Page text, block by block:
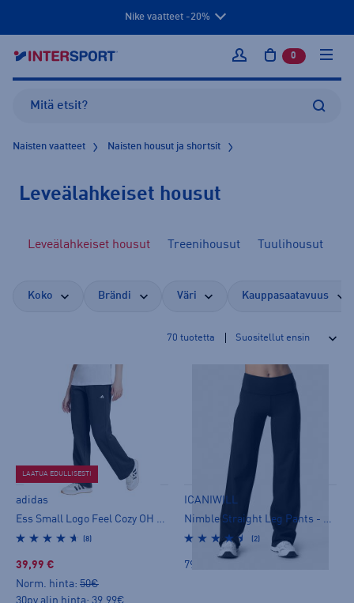
Nike vaatteet -20%
Kirjaudu sisään
0 tuotetta
Naisten vaatteet Naisten housut ja shortsit
Leveälahkeiset housut
Leveälahkeiset housut Treenihousut Tuulihousut
Koko Brändi Väri Kauppasaatavuus
70 tuotetta
LAATUA EDULLISESTI
adidas
Ess Small Logo Feel Cozy OH W - collegehousut
(8)
39,99 €
Norm. hinta: 50€
30pv alin hinta: 39,99€
ICANIWILL
Nimble Straight Leg Pants - pitkät trikoot
(2)
79,00 €